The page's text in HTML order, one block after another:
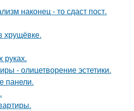
наконец - то сдаст пост.
хрущёвке.
руках.
- олицетворение эстетики.
панели.